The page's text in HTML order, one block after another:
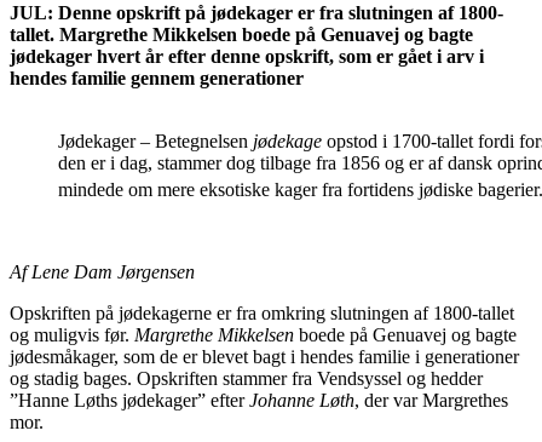
JUL: Denne opskrift på jødekager er fra slutningen af 1800-
tallet. Margrethe Mikkelsen boede på Genuavej og bagte
jødekager hvert år efter denne opskrift, som er gået i arv i
hendes familie gennem generationer
Jødekager – Betegnelsen jødekage opstod i 1700-tallet fordi
den er i dag, stammer dog tilbage fra 1856 og er af dansk
mindede om mere eksotiske kager fra fortidens jødiske bagerier.
Af Lene Dam Jørgensen
Opskriften på jødekagerne er fra omkring slutningen af 1800-tallet
og muligvis før. Margrethe Mikkelsen boede på Genuavej og bagte
jødesmåkager, som de er blevet bagt i hendes familie i generationer
og stadig bages. Opskriften stammer fra Vendsyssel og hedder
”Hanne Løths jødekager” efterJohanne Løth, der var Margrethes
mor.